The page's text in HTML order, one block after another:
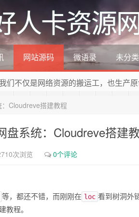
人卡资源
网站源码 微语录 未分类
们不仅是网络资源的搬运工，也生产
Cloudreve搭建教程
系统：Cloudreve搭建
次浏览 0个评论
等，都还不错，而刚刚在 loc 看到树洞外
教程。